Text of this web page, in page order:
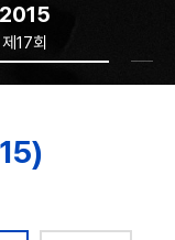
2015
제17회